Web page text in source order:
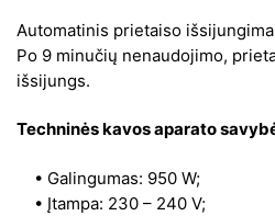
Automatinis prietaiso
Po 9 minučių nenaudojimo,
išsijungs.
Techninės kavos aparato
• Galingumas: 950 W;
• Įtampa: 230 – 240 V;